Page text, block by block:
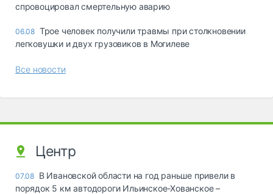
спровоцировал смертельную аварию
06.08 Трое человек получили травмы при столкновении
легковушки и двух грузовиков в Могилеве
Все новости
Центр
07.08 В Ивановской области на год раньше привели в
порядок 5 км автодороги Ильинское-Хованское –